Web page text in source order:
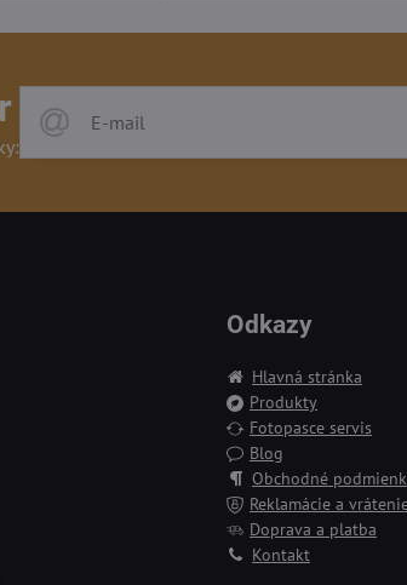
Odkazy
Hlavná stránka
Produkty
Fotopasce servis
Blog
Obchodné
Reklamácie a
Doprava a platba
Kontakt